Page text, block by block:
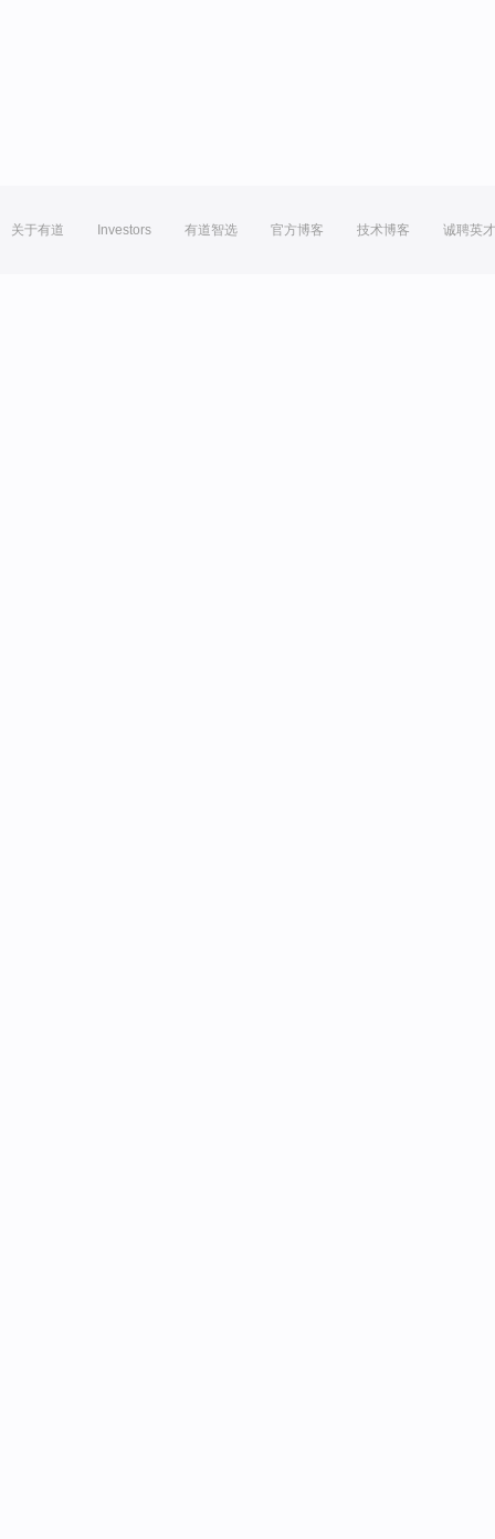
关于有道 Investors 有道智选 官方博客 技术博客 诚聘英才